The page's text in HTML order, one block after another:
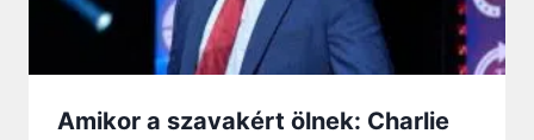
Amikor a szavakért ölnek: Charlie